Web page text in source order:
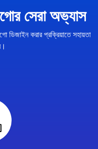
সেরা অভ্যাস
ডিজাইন করার প্রক্রিয়াতে সহায়তা